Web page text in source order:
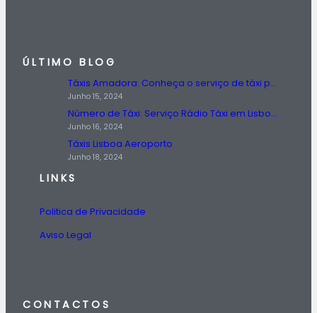
ÚLTIMO BLOG
Táxis Amadora: Conheça o serviço de táxi prestado na região da Amadora.
Junho 15, 2024
Número de Táxi: Serviço Rádio Táxi em Lisboa, Entre em Contato Agora!
Junho 16, 2024
Táxis Lisboa Aeroporto
Junho 18, 2024
LINKS
Politica de Privacidade
Aviso Legal
CONTACTOS